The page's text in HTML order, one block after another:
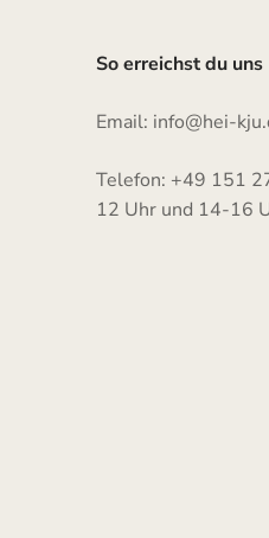
So erreichst du uns
Email: info@hei-
Telefon: +49 151
12 Uhr und 14-16